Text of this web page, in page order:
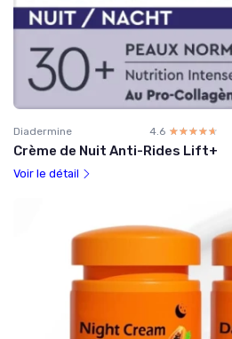
Diadermine 4.6 ☆☆☆☆☆
★★★★★
Crème de Nuit Anti-Rides Lift+
Voir le détail